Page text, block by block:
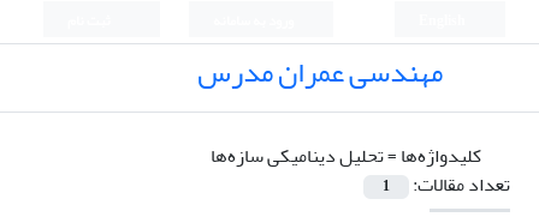
مهندسی عمران مدرس
کلیدواژه‌ها =تحلیل دینامیکی سازه‌ها
تعداد مقالات:
1